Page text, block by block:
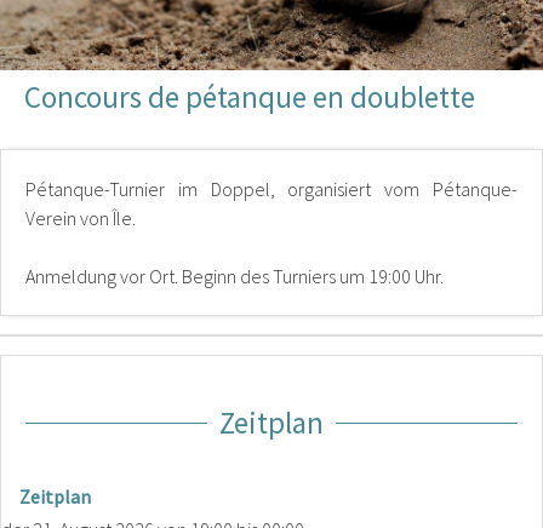
Concours de pétanque en doublette
Pétanque-Turnier im Doppel, organisiert vom Pétanque-
Verein von Île.
Anmeldung vor Ort. Beginn des Turniers um 19:00 Uhr.
Zeitplan
Zeitplan